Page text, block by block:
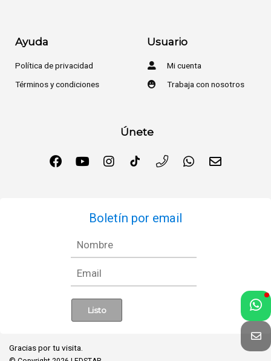
Ayuda
Política de privacidad
Términos y condiciones
Usuario
Mi cuenta
Trabaja con nosotros
Únete
Boletín por email
Gracias por tu visita.